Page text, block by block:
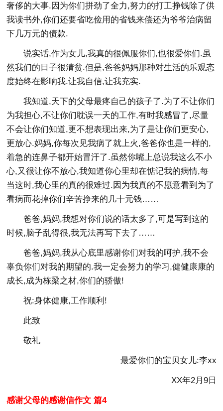
奢侈的大事.因为你们拼劲了全力,努力的打工挣钱除了供
我读书外,你们还要省吃俭用的省钱来偿还为爷爷治病留
下几万元的债款.
说实话,作为女儿,我真的很佩服你们,也很爱你们.虽
然我们的日子很清贫.但是,爸爸妈妈那种对生活的乐观态
度始终在影响我.让我自信,让我充实.
我知道,天下的父母最疼自己的孩子了.为了不让你们
为我担心,不让你们耽误一天的工作,有时我感冒了,尽量
不会让你们知道,更不想表现出来,为了是让你们更安心,
更放心.妈妈,你每次见我病了就上火,爸爸你也是一样的,
着急的连鼻子都开始冒汗了.虽然你嘴上总说我这么不小
心,又很让你不放心,我知道你心里却在惦记我的病情,每
当这时,我心里的真的很难过.因为我真的不愿意看到为了
看病而花掉你们辛苦挣来的几十元钱……
爸爸,妈妈,我想对你们说的话太多了,可是写到这的
时候,脑子乱得很,我无法再写下去了……
爸爸,妈妈,我从心底里感谢你们对我的呵护,我不会
辜负你们对我的期望的.我一定会努力的学习,健健康康的
成长,成为栋梁之材,你们的骄傲!
祝:身体健康,工作顺利!
此致
敬礼
最爱你们的宝贝女儿:李xx
XX年2月9日
感谢父母的感谢信作文 篇4